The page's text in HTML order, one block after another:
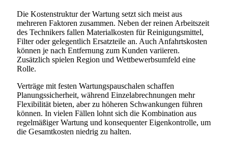
Die Kostenstruktur der Wartung setzt sich meist aus
mehreren Faktoren zusammen. Neben der reinen Arbeitszeit
des Technikers fallen Materialkosten für Reinigungsmittel,
Filter oder gelegentlich Ersatzteile an. Auch Anfahrtskosten
können je nach Entfernung zum Kunden variieren.
Zusätzlich spielen Region und Wettbewerbsumfeld eine
Rolle.
Verträge mit festen Wartungspauschalen schaffen
Planungssicherheit, während Einzelabrechnungen mehr
Flexibilität bieten, aber zu höheren Schwankungen führen
können. In vielen Fällen lohnt sich die Kombination aus
regelmäßiger Wartung und konsequenter Eigenkontrolle, um
die Gesamtkosten niedrig zu halten.